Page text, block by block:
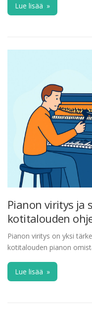
Lue lisää »
Pianon viritys ja
kotitalouden
Pianon viritys on yksi
kotitalouden pianon
Lue lisää »